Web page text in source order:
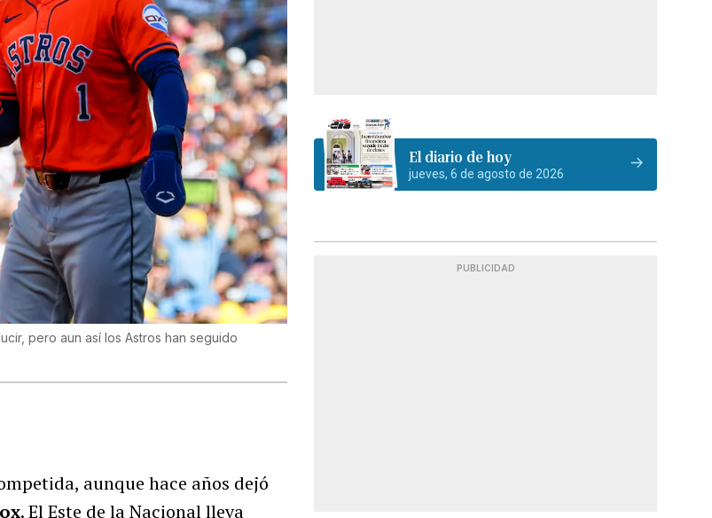
pero aun así los Astros han seguido
aunque hace años dejó
. El Este de la Nacional lleva
El diario de hoy
jueves, 6 de agosto de 2026
PUBLICIDAD